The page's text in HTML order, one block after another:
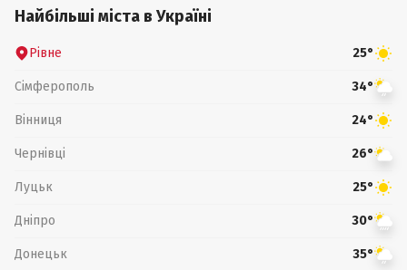
Найбільші міста в Україні
Рівне 25°
Сімферополь 34°
Вінниця 24°
Чернівці 26°
Луцьк 25°
Дніпро 30°
Донецьк 35°